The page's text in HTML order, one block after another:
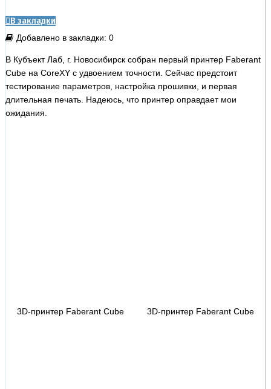
В закладки
Добавлено в закладки: 0
В Кубъект Лаб, г. Новосибирск собран первый принтер Faberant
Cube на CoreXY с удвоением точности. Сейчас предстоит
тестирование параметров, настройка прошивки, и первая
длительная печать. Надеюсь, что принтер оправдает мои
ожидания.
3D-принтер Faberant Cube 3D-принтер Faberant Cube